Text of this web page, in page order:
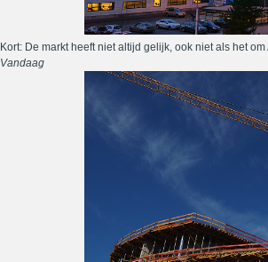
Kort: De markt heeft niet altijd gelijk, ook niet als het om
Vandaag